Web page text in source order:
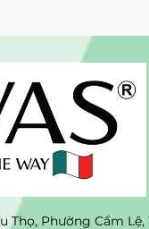
Thọ, Phường Cẩm Lệ,